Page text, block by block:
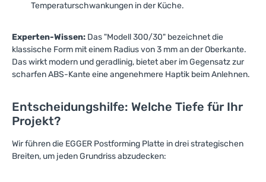
Temperaturschwankungen in der Küche.
Experten-Wissen: Das "Modell 300/30" bezeichnet die
klassische Form mit einem Radius von 3 mm an der Oberkante.
Das wirkt modern und geradlinig, bietet aber im Gegensatz zur
scharfen ABS-Kante eine angenehmere Haptik beim Anlehnen.
Entscheidungshilfe: Welche Tiefe für Ihr
Projekt?
Wir führen die EGGER Postforming Platte in drei strategischen
Breiten, um jeden Grundriss abzudecken: